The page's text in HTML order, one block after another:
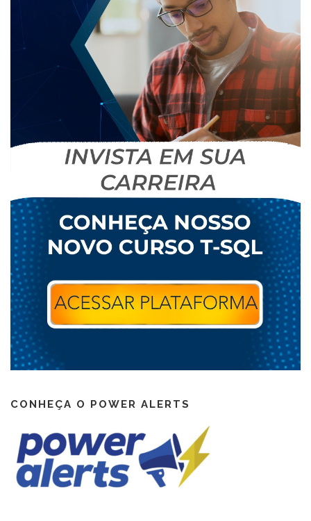
CONHEÇA O POWER ALERTS